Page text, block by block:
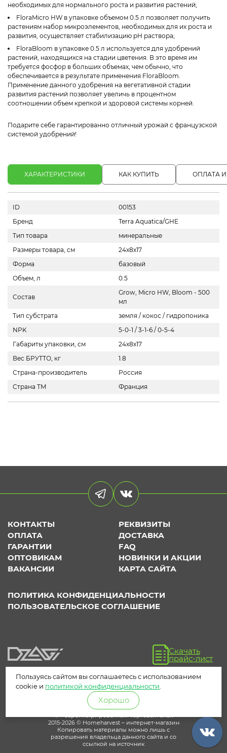
необходимых для нормального роста и развития растений;
FloraMicro HW в упаковке объемом 0.5 л позволяет получить
растениям набор микроэлементов, необходимых для их роста и
развития, осуществляет стабилизацию pH раствора;
FloraBloom в упаковке 0.5 л используется для удобрений
растений, находящихся на стадии цветения. В это время им
требуется фосфор в больших объемах, чем обычно, что
обеспечивается в результате применения FloraBloom.
Применение данного удобрения на вегетативной стадии
развития растений позволяет увеличь в процентном
соотношении объем крепкой и здоровой системы корней.
Подарите себе гарантированно отличный урожай с французской
системой удобрений!
ХАРАКТЕРИСТИКИ КАК КУПИТЬ ОПЛАТА
ID
00153
Бренд
Terra Aquatica/GHE
Тип товара
минеральные
Размеры товара, см
24x8x17
Форма
базовый
Объем, л
0.5
Состав
Grow, Micro HW, Bloom - 500
мл
Тип субстрата
земля / кокос / гидропоника
NPK
5-0-1 / 3-1-6 / 0-5-4
Габариты упаковки, см
24х8х17
Вес БРУТТО, кг
1.8
Страна-производитель
Россия
Страна ТМ
Франция
КОНТАКТЫ
РЕКВИЗИТЫ
ОПЛАТА
ДОСТАВКА
ГАРАНТИИ
FAQ
ОПТОВИКАМ
НОВИНКИ И АКЦИИ
ВАКАНСИИ
КАРТА САЙТА
ПОЛИТИКА КОНФИДЕНЦИАЛЬНОСТИ
ПОЛЬЗОВАТЕЛЬСКОЕ СОГЛАШЕНИЕ
Скачать
прайс-лист
® – зарегистрированный торговый знак
2015-2026 © Homeharvest – интернет-магазин
Копировать материалы можно лишь с
разрешения владельца данного сайта и со
ссылкой на источник
Пользуясь сайтом вы соглашаетесь с использованием
cookie и политикой конфиденциальности
Хорошо